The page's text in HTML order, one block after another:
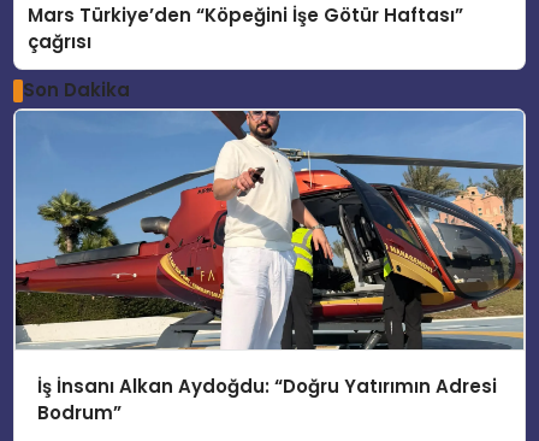
Mars Türkiye’den “Köpeğini İşe Götür Haftası”
çağrısı
Son Dakika
İş İnsanı Alkan Aydoğdu: “Doğru Yatırımın Adresi
Bodrum”